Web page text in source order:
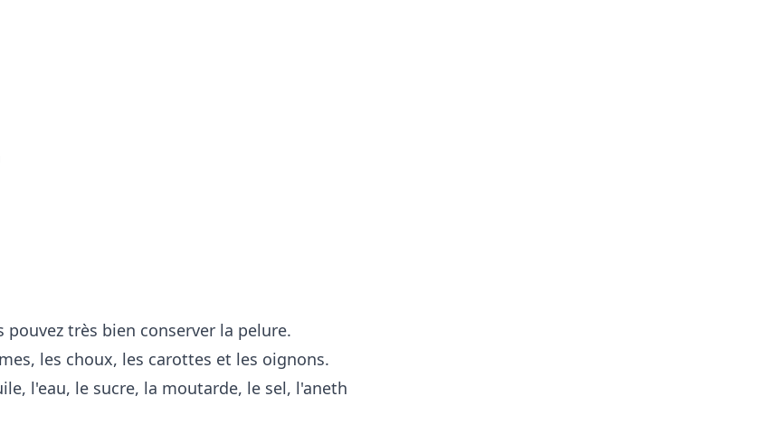
très bien conserver la pelure.
les choux, les carottes et les oignons.
l'eau, le sucre, la moutarde, le sel, l'aneth